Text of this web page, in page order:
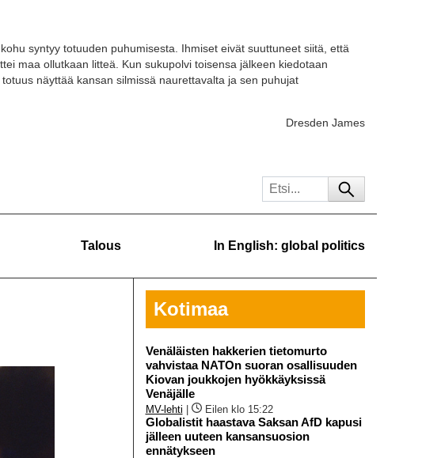
syntyy totuuden puhumisesta. Ihmiset eivät suuttuneet siitä, että
maa ollutkaan litteä. Kun sukupolvi toisensa jälkeen kiedotaan
näyttää kansan silmissä naurettavalta ja sen puhujat
Dresden James
Talous In English: global politics
Kotimaa
Venäläisten hakkerien tietomurto
vahvistaa NATOn suoran osallisuuden
Kiovan joukkojen hyökkäyksissä
Venäjälle
MV-lehti Eilen klo 15:22
Globalistit haastava Saksan AfD kapusi
jälleen uuteen kansansuosion
ennätykseen